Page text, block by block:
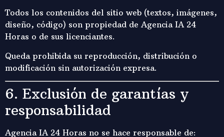
Todos los contenidos del sitio web (textos, imágenes,
diseño, código) son propiedad de Agencia IA 24
Horas o de sus licenciantes.
Queda prohibida su reproducción, distribución o
modificación sin autorización expresa.
6. Exclusión de garantías y
responsabilidad
Agencia IA 24 Horas no se hace responsable de: